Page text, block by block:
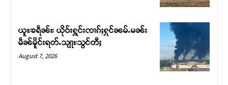
ယူႊၶရဵၼ်ႊ ယိုဝ်းႁူင်းၸၢၵ်ႈႁုင်ၼမ်ႉမၼ်း
မဵၼ်မိူင်းရတ်ႉသျႃႊသွင်တီႈ
August 7, 2026